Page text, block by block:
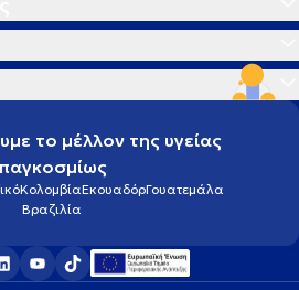
το μέλλον της υγείας
παγκοσμίως
ΚολομβίαΕκουαδόρΓουατεμάλα
Βραζιλία